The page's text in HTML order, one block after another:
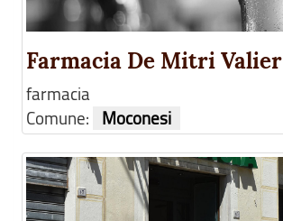
Farmacia De Mitri Valier
farmacia
Comune:
Moconesi